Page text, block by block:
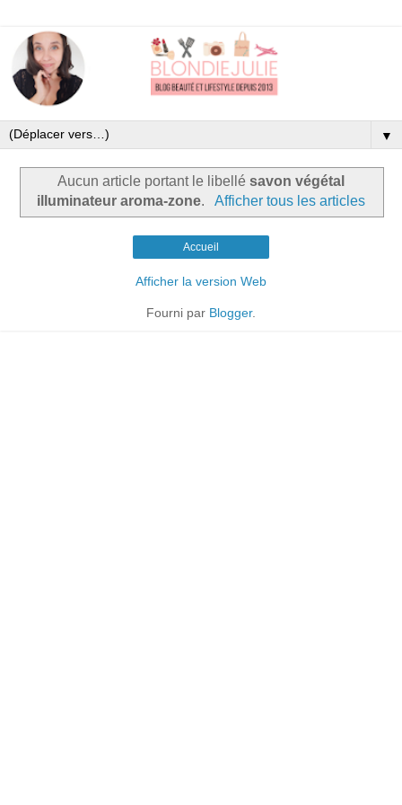
▼
Aucun article portant le libellé savon végétal
illuminateur aroma-zone. Afficher tous les articles
Accueil
Afficher la version Web
Fourni par Blogger.